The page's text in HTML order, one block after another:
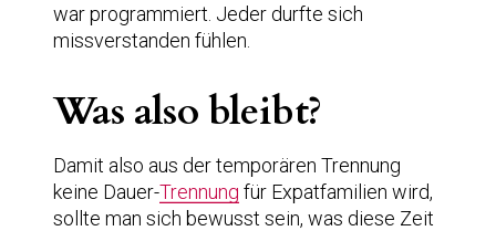
war programmiert. Jeder durfte sich
missverstanden fühlen.
Was also bleibt?
Damit also aus der temporären Trennung
keine Dauer-Trennung für Expatfamilien wird,
sollte man sich bewusst sein, was diese Zeit